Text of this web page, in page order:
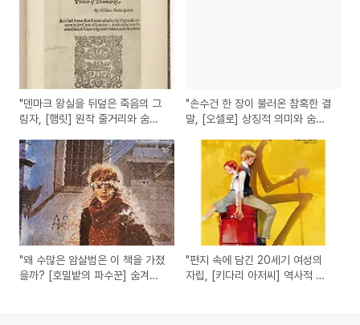
"덴마크 왕실을 뒤덮은 죽음의 그
림자, [햄릿] 원작 줄거리와 숨겨
"손수건 한 장이 불러온 참혹한 결
말, [오셀로] 상징적 의미와 숨은
"왜 수많은 암살범은 이 책을 가졌
을까? [호밀밭의 파수꾼] 숨겨진
"편지 속에 담긴 20세기 여성의
자립, [키다리 아저씨] 역사적 배